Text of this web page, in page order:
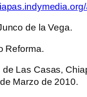
de la Vega.
Reforma.
de Las Casas,
Marzo de 2010.